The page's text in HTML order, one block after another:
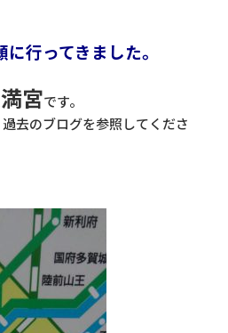
行ってきました。
宮です。
過去のブログを参照してくださ